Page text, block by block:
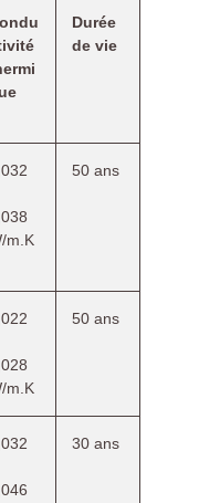
Durée
de vie
m.K
50 ans
m.K
50 ans
30 ans